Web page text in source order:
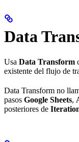
Data
Usa Data Transform
existente del flujo de
Data Transform no
pasos Google Sheets,
posteriores de